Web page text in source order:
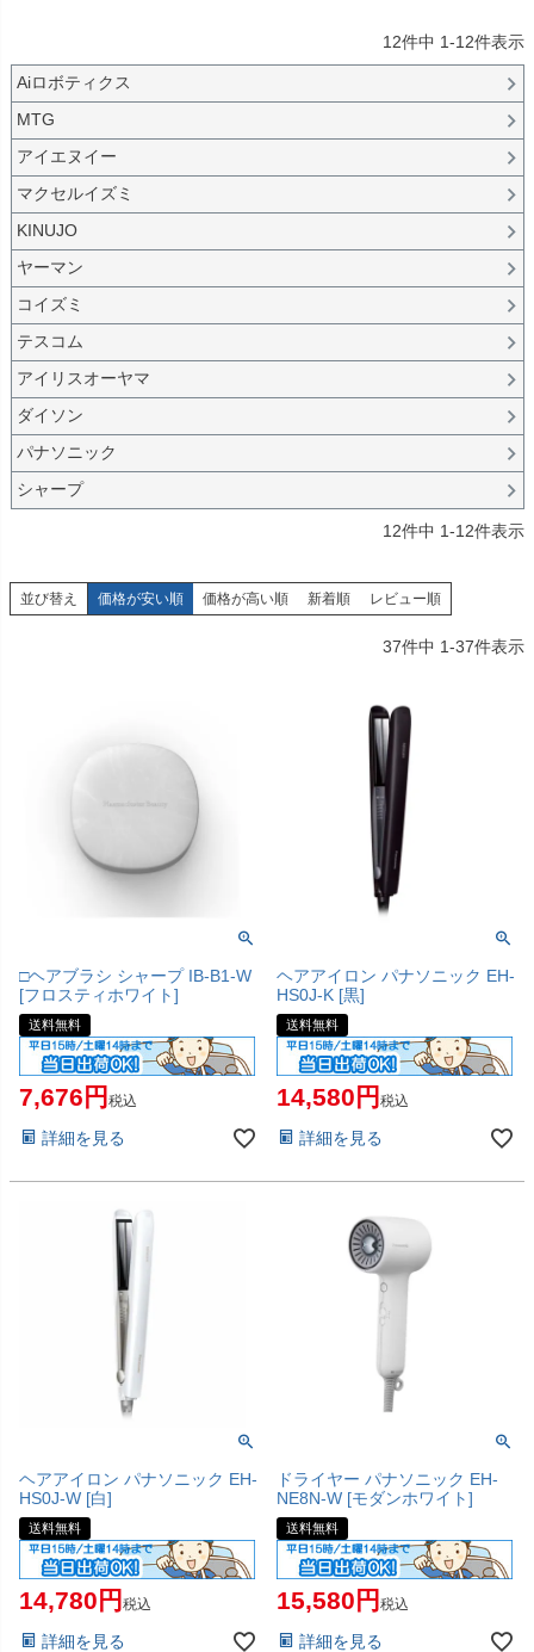
12件中 1-12件表示
Aiロボティクス
MTG
アイエヌイー
マクセルイズミ
KINUJO
ヤーマン
コイズミ
テスコム
アイリスオーヤマ
ダイソン
パナソニック
シャープ
12件中 1-12件表示
並び替え 価格が安い順 価格が高い順 新着順 レビュー順
37件中 1-37件表示
□ヘアブラシ シャープ IB-B1-W
[フロスティホワイト]
送料無料
7,676 税込
詳細を見る
ヘアアイロン パナソニック EH-
HS0J-K [黒]
送料無料
14,580 税込
詳細を見る
ヘアアイロン パナソニック EH-
HS0J-W [白]
送料無料
14,780 税込
詳細を見る
ドライヤー パナソニック EH-
NE8N-W [モダンホワイト]
送料無料
15,580 税込
詳細を見る